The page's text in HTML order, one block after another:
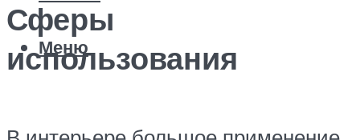
Меню
Сферы
использования